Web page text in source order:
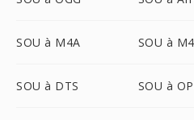
SOU à M4A SOU à
SOU à DTS SOU à